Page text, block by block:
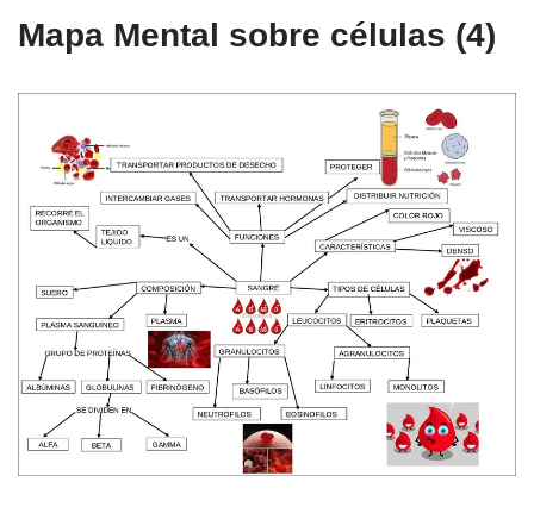
Mapa Mental sobre células (4)